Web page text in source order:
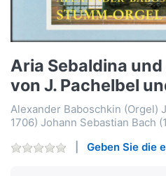
Aria Sebaldina
von J. Pachelbel
Alexander Baboschkin (Orgel)
1706) Johann Sebastian Bach
Geben Sie die